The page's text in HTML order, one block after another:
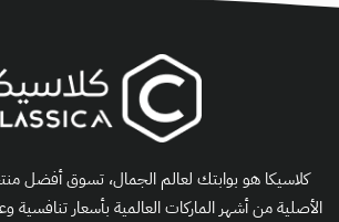
كلاسيكا هو بوابتك لعالم الجمال، تسوق أفضل
الأصلية من أشهر الماركات العالمية بأسعار